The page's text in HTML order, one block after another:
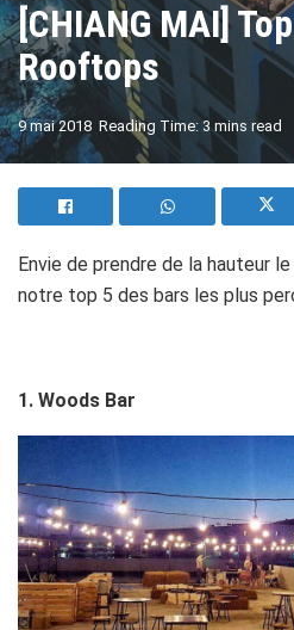
[CHIANG MAI]
Rooftops
9 mai 2018 Reading Time: 3 mins read
Envie de prendre de la hauteur
notre top 5 des bars les plus
1. Woods Bar